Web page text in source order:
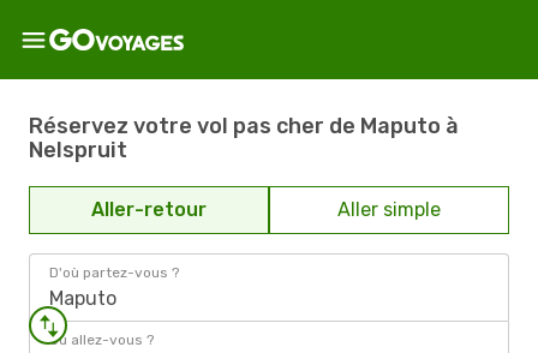
Réservez votre vol pas cher de Maputo à
Nelspruit
Aller-retour Aller simple
D'où partez-vous ?
Maputo
Où allez-vous ?